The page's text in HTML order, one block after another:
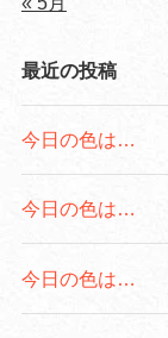
最近の投稿
今日の色は…
今日の色は…
今日の色は…